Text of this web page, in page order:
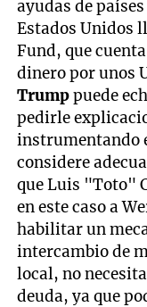
ayudas de
Estados Unidos
Fund, que
dinero por unos
Trumppuede
pedirle
instrumentando
considere
que Luis "Toto"
en este caso a
habilitar un
intercambio de
local, no
deuda, ya que